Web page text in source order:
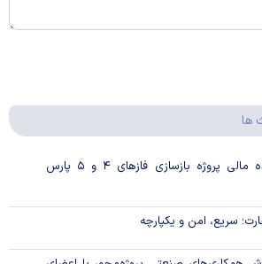
ها
بانک تجارت، تأمین‌کننده مالی پروژه بازسازی فاز‌های ۴ و ۵ پارس
سریع، امن و یکپارچه